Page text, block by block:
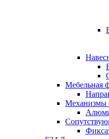
Мебельная
Механизмы